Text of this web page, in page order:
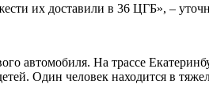
их доставили в 36 ЦГБ», –
автомобиля. На трассе
Один человек находится в